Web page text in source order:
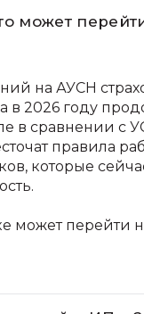
может
на АУСН
в 2026 году
в сравнении с
правила
которые
может